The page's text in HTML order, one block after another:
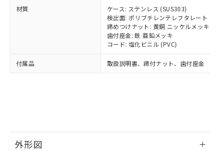
材質
ケース: ステンレス (SUS303)
検出面: ポリブチレンテレフタレート
締めつけナット: 黄銅 ニッケルメッキ
歯付座金: 鉄 亜鉛メッキ
コード: 塩化ビニル (PVC)
付属品 取扱説明書、締付ナット、歯付座金
外形図
販売ネットワーク
」をご確認
在庫状況および標準価格結果を当社の
事前の承諾なく第三者に漏洩または開
示しないようお願いします。
マイパーツ機能（部品リスト作成サー
品・サービスに関するお客様との取
図的な使用がないことを確認しています。
部品在庫の切り替え状況などにより、予定
月が前後することがあります。
とができます。
※2 環境保護使用期限
「ｅ」：有害物質（10物質）のすべてが基
準値以下であることを示します。
「10」：通常の使用状況下において有害物
質が外部に漏えいし、環境に深刻な影響を
及ぼさない年数を意味します。
武器並びにこれらの製造装置等に一切
使用いたしません。
当社は、貴社製品を第三者に販売する
場合は、上記1、2および3の内容を当
該第三者に通知します。また当社は、
販売先および販売に係わる関係者が違
法に輸出するおそれがある場合は、取
いては、お客様のお取引先、ま
たはお客様担当のオムロン制御
機器販売店・当社販売員にご確
認ください)
白
受注生産機種、また在庫状況の
情報を公開していない機種